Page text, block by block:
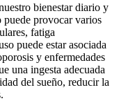
bienestar diario y
provocar varios
fatiga
puede estar asociada
y enfermedades
una ingesta adecuada
del sueño, reducir la